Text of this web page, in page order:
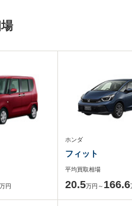
万円
ホンダ
フィット
平均買取相場
20.5万円～ 166.6